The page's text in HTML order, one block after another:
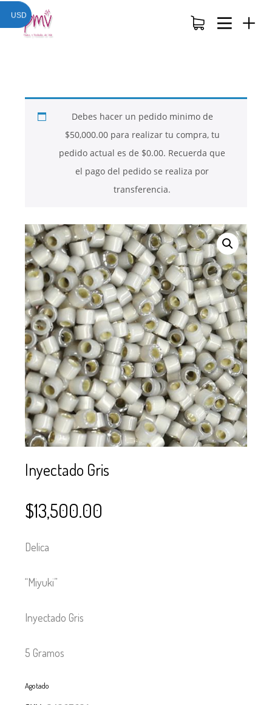
26
NOVIEMBRE
2017
QUE PIEDRAS
SE USAN PARA
BISUTERÍA Y
JOYERÍA
26
NOVIEMBRE
2017
QUE ES LA
MOSTACILLA?
26
NOVIEMBRE
2017
NUESTROS
CURSOS
Debes hacer un pedido minimo de
$50,000.00para realizar tu compra, tu
pedido actual es de $0.00. Recuerda que
el pago del pedido se realiza por
transferencia.
Inyectado Gris
$13,500.00
Delica
“Miyuki”
Inyectado Gris
5 Gramos
Agotado
USD